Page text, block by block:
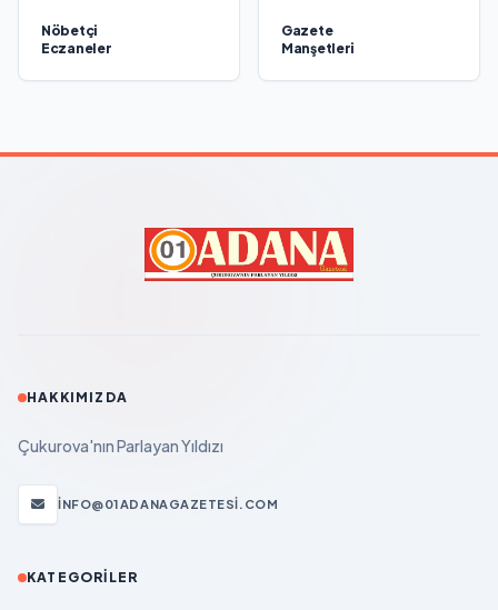
Nöbetçi
Eczaneler
Gazete
Manşetleri
HAKKIMIZDA
Çukurova'nın Parlayan Yıldızı
INFO@01ADANAGAZETESI.COM
KATEGORILER